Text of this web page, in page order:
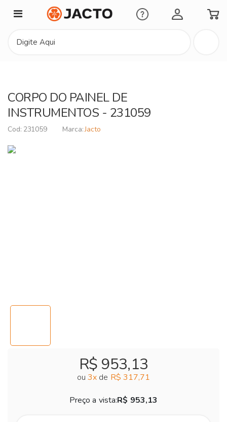
Minha Conta
CORPO DO PAINEL DE
INSTRUMENTOS - 231059
231059 Jacto
R$ 953,13
ou 3x de R$ 317,71
Preço a vista:R$ 953,13